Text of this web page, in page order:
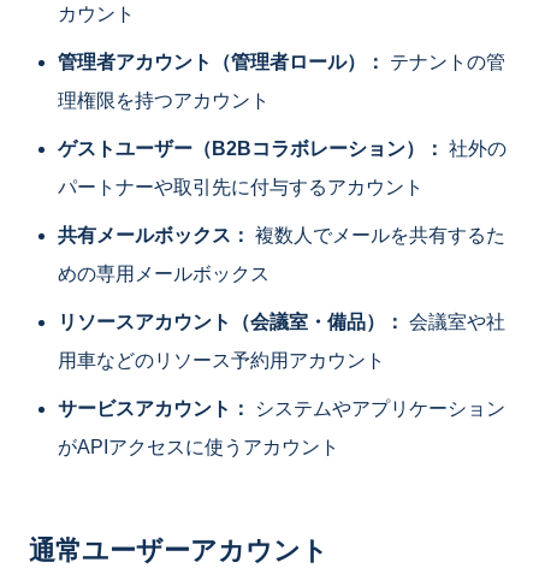
カウント
管理者アカウント（管理者ロール）：
テナントの管
理権限を持つアカウント
ゲストユーザー（B2Bコラボレーション）： 社外の
パートナーや取引先に付与するアカウント
共有メールボックス： 複数人でメールを共有するた
めの専用メールボックス
リソースアカウント（会議室・備品）： 会議室や社
用車などのリソース予約用アカウント
サービスアカウント：
システムやアプリケーション
がAPIアクセスに使うアカウント
通常ユーザーアカウント